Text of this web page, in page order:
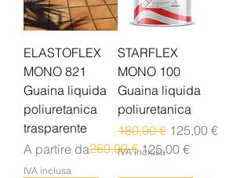
ELASTOFLEX
MONO 821
Guaina liquida
poliuretanica
trasparente
A partire da
Prezzo regolare260,00 € 125,00 €
Prezzo scontato
IVA inclusa
STARFLEX
MONO 100
Guaina liquida
poliuretanica
Prezzo regolare
180,00 € Prezzo scontato
125,00 €
IVA inclusa